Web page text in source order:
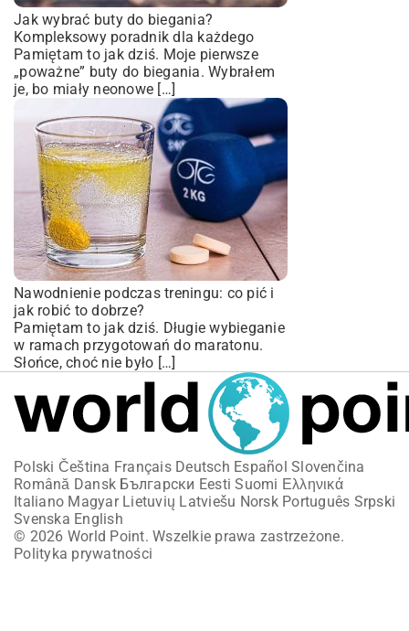
Jak wybrać buty do biegania?
Kompleksowy poradnik dla każdego
Pamiętam to jak dziś. Moje pierwsze
„poważne” buty do biegania. Wybrałem
je, bo miały neonowe […]
Nawodnienie podczas treningu: co pić i
jak robić to dobrze?
Pamiętam to jak dziś. Długie wybieganie
w ramach przygotowań do maratonu.
Słońce, choć nie było […]
Polski Čeština Français Deutsch Español Slovenčina
Română Dansk Български Eesti Suomi Ελληνικά
Italiano Magyar Lietuvių Latviešu Norsk Português Srpski
Svenska English
© 2026 World Point. Wszelkie prawa zastrzeżone.
Polityka prywatności